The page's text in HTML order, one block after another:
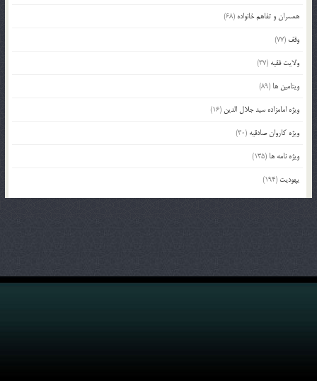
همسران و تفاهم خانواده (68)
وقف (77)
ولایت فقیه (37)
ویتامین ها (89)
ویژه امامزاده سید جلال الدین (16)
ویژه کاروان صادقیه (30)
ویژه نامه ها (135)
یهودیت (194)